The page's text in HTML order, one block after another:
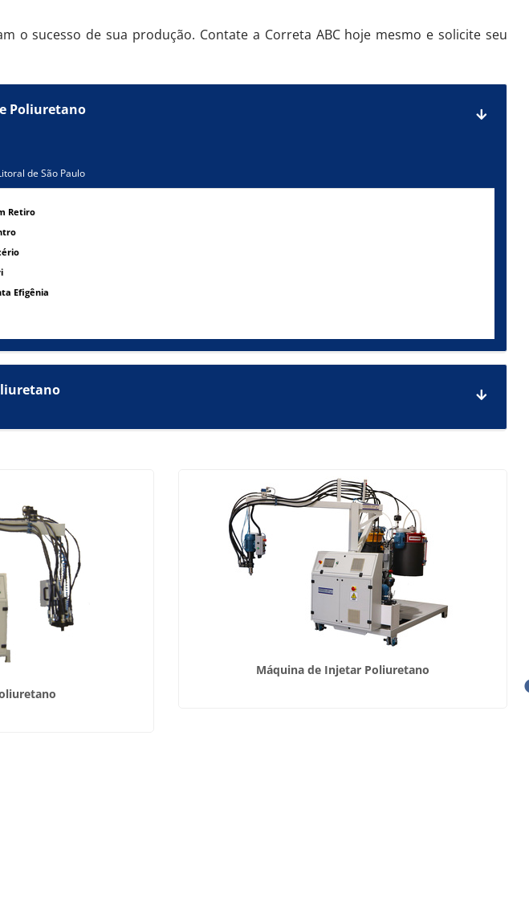
o sucesso de sua produção. Contate a Correta ABC hoje mesmo e solicite seu
Poliuretano
de São Paulo
Retiro
Efigênia
Máquina de Injetar Poliuretano